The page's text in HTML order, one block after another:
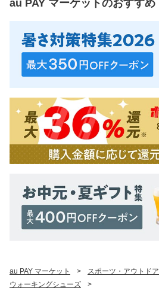
au PAY マーケットのおすすめ
au PAY マーケット > スポーツ・アウトドア
ウォーキングシューズ
>